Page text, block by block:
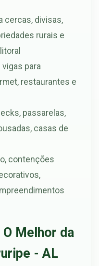
cercas, divisas,
rurais e
vigas para
restaurantes e
passarelas,
casas de
contenções
Melhor da
- AL